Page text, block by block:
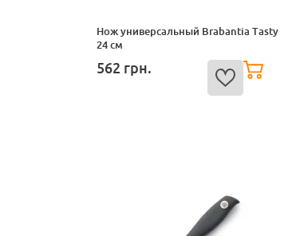
Нож универсальный Brabantia Tasty
24 см
562 грн.